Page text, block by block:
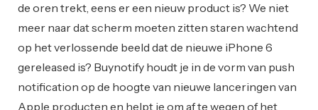
de oren trekt, eens er een nieuw product is? We niet
meer naar dat scherm moeten zitten staren wachtend
op het verlossende beeld dat de nieuwe iPhone 6
gereleased is? Buynotify houdt je in de vorm van push
notification op de hoogte van nieuwe lanceringen van
Apple producten en helpt je om af te wegen of het